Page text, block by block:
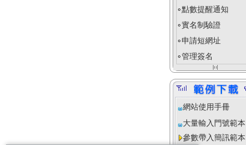
fiber_manual_record 點數提醒通知
fiber_manual_record 實名制驗證
fiber_manual_record 申請短網址
fiber_manual_record 管理簽名
align_justify_space_even
網站使用手冊
大量輸入門號範本
參數帶入簡訊範本